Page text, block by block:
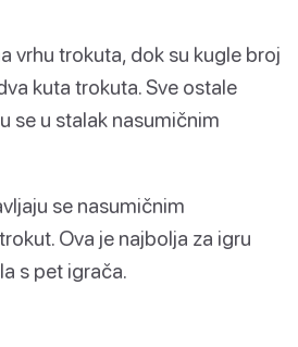
vrhu trokuta, dok su kugle broj
kuta trokuta. Sve ostale
se u stalak nasumičnim
se nasumičnim
Ova je najbolja za igru
s pet igrača.